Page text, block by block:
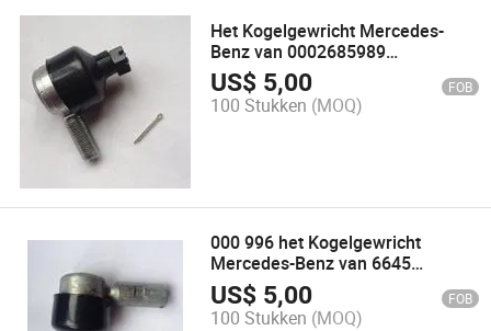
Het Kogelgewricht Mercedes-
Benz van 0002685989
Vrachtwagen
(AutoVervangstukken)
US$ 5,00 FOB
100 Stukken (MOQ)
000 996 het Kogelgewricht
Mercedes-Benz van 6645
Vrachtwagen
(AutoVervangstukken)
US$ 5,00 FOB
100 Stukken (MOQ)